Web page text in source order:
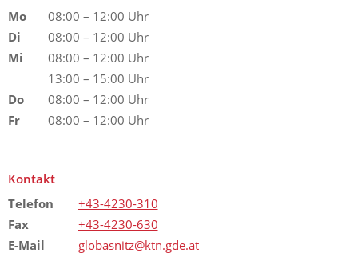
Mo
08:00 – 12:00 Uhr
Di
08:00 – 12:00 Uhr
Mi
08:00 – 12:00 Uhr
13:00 – 15:00 Uhr
Do
08:00 – 12:00 Uhr
Fr
08:00 – 12:00 Uhr
Kontakt
Telefon
+43-4230-310
Fax
+43-4230-630
E-Mail
globasnitz@ktn.gde.at